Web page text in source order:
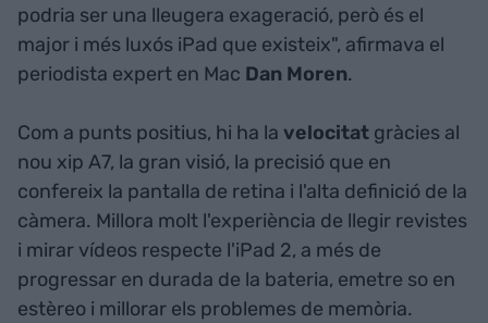
podria ser una lleugera exageració, però és el
major i més luxós iPad que existeix", afirmava el
periodista expert en Mac Dan Moren.
Com a punts positius, hi ha la velocitat gràcies al
nou xip A7, la gran visió, la precisió que en
confereix la pantalla de retina i l'alta definició de la
càmera. Millora molt l'experiència de llegir revistes
i mirar vídeos respecte l'iPad 2, a més de
progressar en durada de la bateria, emetre so en
estèreo i millorar els problemes de memòria.